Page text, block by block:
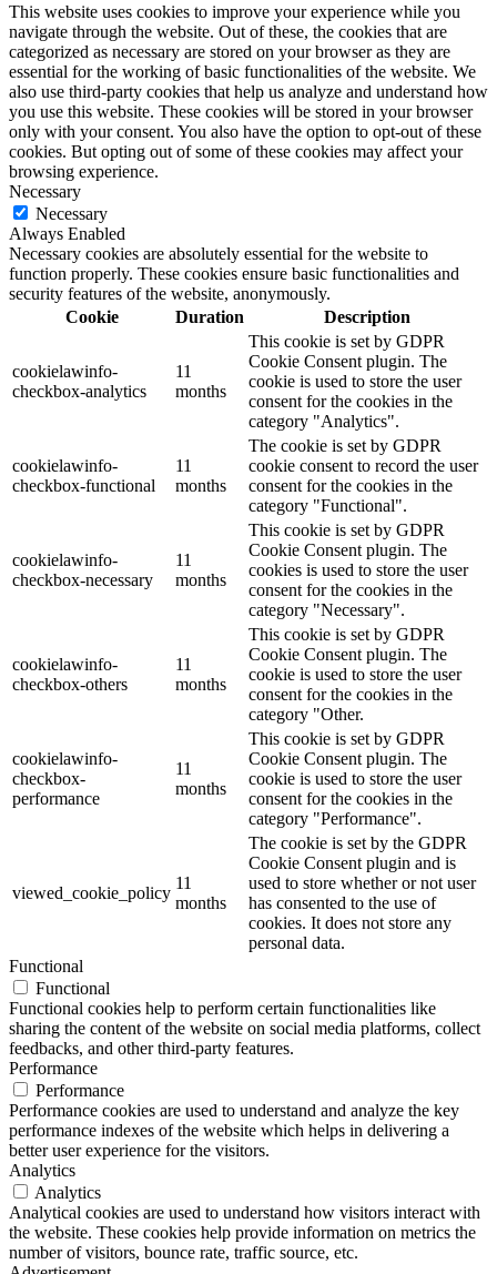
This website uses cookies to improve your experience while you
navigate through the website. Out of these, the cookies that are
categorized as necessary are stored on your browser as they are
essential for the working of basic functionalities of the website. We
also use third-party cookies that help us analyze and understand how
you use this website. These cookies will be stored in your browser
only with your consent. You also have the option to opt-out of these
cookies. But opting out of some of these cookies may affect your
browsing experience.
Necessary
Necessary
Always Enabled
Necessary cookies are absolutely essential for the website to
function properly. These cookies ensure basic functionalities and
security features of the website, anonymously.
Cookie
Duration Description
cookielawinfo-
checkbox-analytics
11
months
This cookie is set by GDPR
Cookie Consent plugin. The
cookie is used to store the user
consent for the cookies in the
category "Analytics".
cookielawinfo-
checkbox-functional
11
months
The cookie is set by GDPR
cookie consent to record the user
consent for the cookies in the
category "Functional".
cookielawinfo-
checkbox-necessary
11
months
This cookie is set by GDPR
Cookie Consent plugin. The
cookies is used to store the user
consent for the cookies in the
category "Necessary".
cookielawinfo-
checkbox-others
11
months
This cookie is set by GDPR
Cookie Consent plugin. The
cookie is used to store the user
consent for the cookies in the
category "Other.
cookielawinfo-
checkbox-
performance
11
months
This cookie is set by GDPR
Cookie Consent plugin. The
cookie is used to store the user
consent for the cookies in the
category "Performance".
viewed_cookie_policy
11
months
The cookie is set by the GDPR
Cookie Consent plugin and is
used to store whether or not user
has consented to the use of
cookies. It does not store any
personal data.
Functional
Functional
Functional cookies help to perform certain functionalities like
sharing the content of the website on social media platforms, collect
feedbacks, and other third-party features.
Performance
Performance
Performance cookies are used to understand and analyze the key
performance indexes of the website which helps in delivering a
better user experience for the visitors.
Analytics
Analytics
Analytical cookies are used to understand how visitors interact with
the website. These cookies help provide information on metrics the
number of visitors, bounce rate, traffic source, etc.